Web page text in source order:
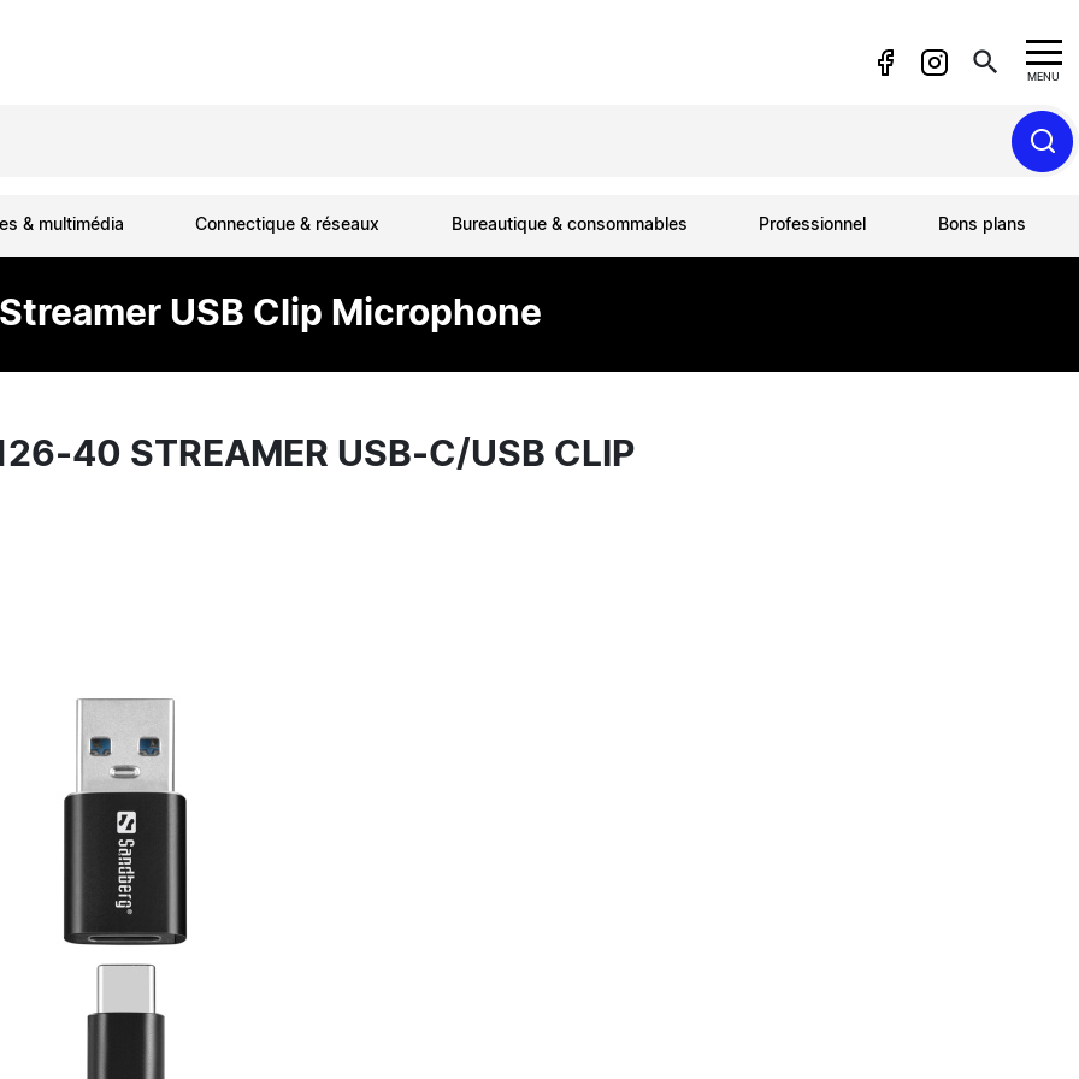
search MENU
& multimédia Connectique & réseaux Bureautique & consommables Professionnel Bons plans
USB Clip Microphone
40 STREAMER USB-C/USB CLIP